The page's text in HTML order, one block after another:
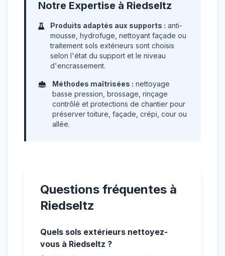
Notre Expertise à Riedseltz
Produits adaptés aux supports : anti-
mousse, hydrofuge, nettoyant façade ou
traitement sols extérieurs sont choisis
selon l'état du support et le niveau
d'encrassement.
Méthodes maîtrisées : nettoyage
basse pression, brossage, rinçage
contrôlé et protections de chantier pour
préserver toiture, façade, crépi, cour ou
allée.
Questions fréquentes à
Riedseltz
Quels sols extérieurs nettoyez-
vous à Riedseltz ?